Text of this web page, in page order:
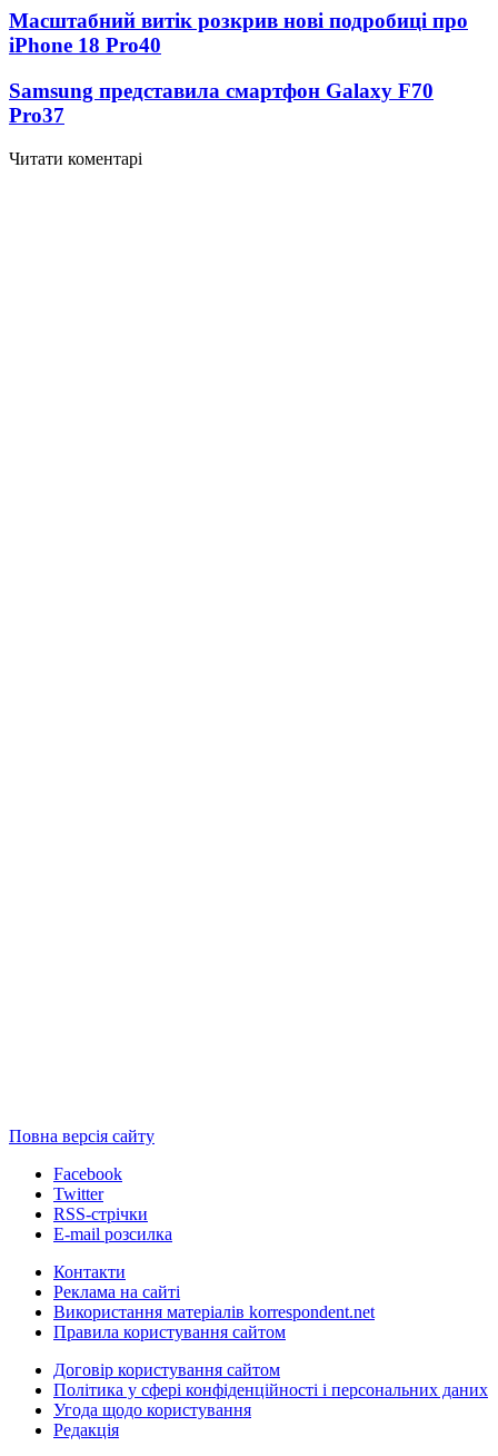
Масштабний витік розкрив нові подробиці про
iPhone 18 Pro40
Samsung представила смартфон Galaxy F70
Pro37
Читати коментарі
Повна версія сайту
Facebook
Twitter
RSS-стрічки
E-mail розсилка
Контакти
Реклама на сайті
Використання матеріалів korrespondent.net
Правила користування сайтом
Договір користування сайтом
Політика у сфері конфіденційності і персональних даних
Угода щодо користування
Редакція